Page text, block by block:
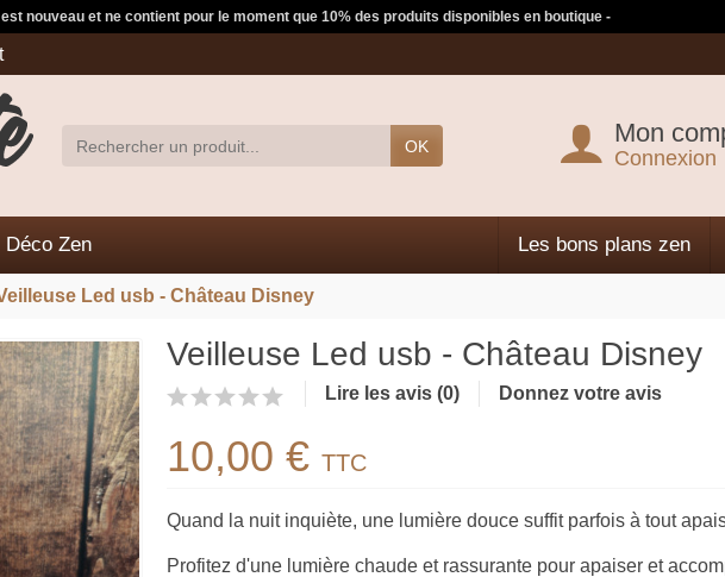
nouveau et ne contient pour le moment que 10% des produits disponibles en boutique -
OK Mon
Connexion
Déco Zen Les bons plans zen
Led usb - Château Disney
Veilleuse Led usb - Château Disney
Lire les avis (0) Donnez votre avis
10,00 € TTC
Quand la nuit inquiète, une lumière douce suffit parfois à tout
Profitez d'une lumière chaude et rassurante pour apaiser et